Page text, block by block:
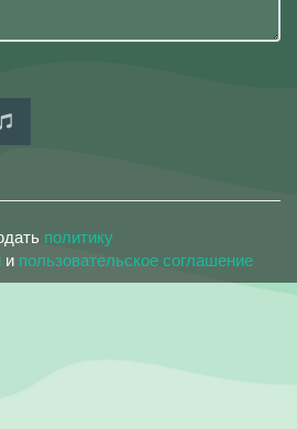
политику
и пользовательское соглашение